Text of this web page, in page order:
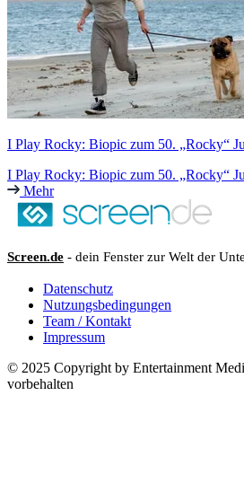
I Play Rocky: Biopic zum 50. „Rocky“
I Play Rocky: Biopic zum 50. „Rocky“
Mehr
Screen.de - dein Fenster zur Welt der
Datenschutz
Nutzungsbedingungen
Team / Kontakt
Impressum
© 2025 Copyright by Entertainment
vorbehalten